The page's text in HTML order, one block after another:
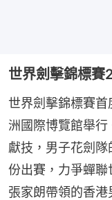
世界劍擊錦標
世界劍擊錦標賽
洲國際博覽館舉
獻技，男子花劍
份出賽，力爭蟬
張家朗帶領的香